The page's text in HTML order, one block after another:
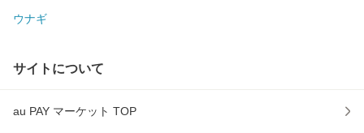
ウナギ
サイトについて
au PAY マーケット TOP